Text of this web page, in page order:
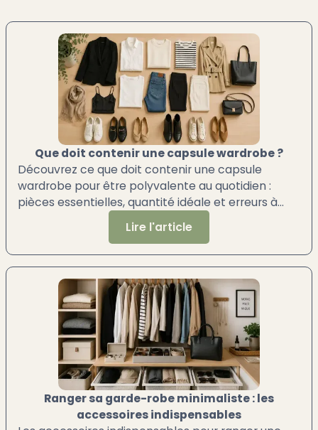
Que doit contenir une capsule wardrobe ?
Découvrez ce que doit contenir une capsule
wardrobe pour être polyvalente au quotidien :
pièces essentielles, quantité idéale et erreurs à
Lire l'article
Ranger sa garde-robe minimaliste : les
accessoires indispensables